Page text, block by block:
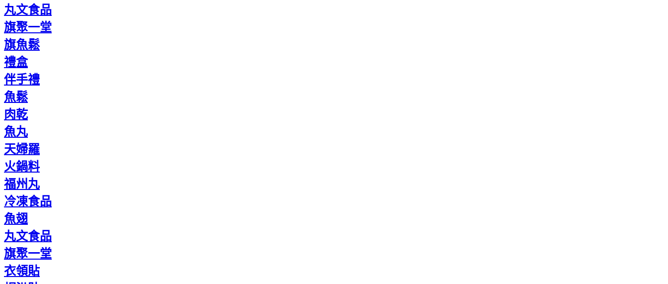
丸文食品
旗聚一堂
旗魚鬆
禮盒
伴手禮
魚鬆
肉乾
魚丸
天婦羅
火鍋料
福州丸
冷凍食品
魚翅
丸文食品
旗聚一堂
衣領貼